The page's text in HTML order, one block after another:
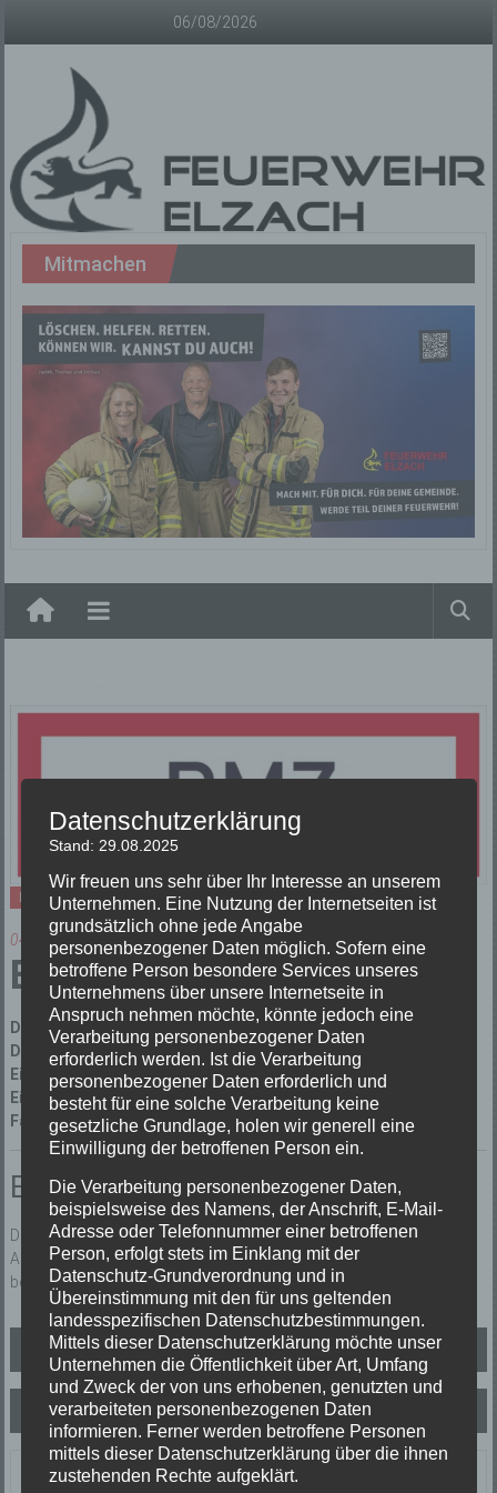
06/08/2026
Freiwillige
Feuerwehr
Elzach
Offizielle
Freiwilligen
Feuerwehr
Elzach
Mitmachen
Einsätze
04/04/2024
B2 Brandmeldeanlage
Datum:
04/04/2024 um 9:22 Uhr
Dauer:
0 Minuten
Einsatzart:Fehlalarm (Fehlalarm)
Einsatzort:Hofstetten Munde 1
Fahrzeuge:Florian Elzach 1/46 ,Florian Elzach 1/14
Einsatzbericht:
Die Brandmeldeanlage der Biereck / Hofstettten hat ausgelöst.
Aufgrund der neuen AAO unterstütz die Freiwillige Feuerwehr Elzach
bei Einsätzen in der Ortenau.
Beitragsnavigation
B2 Brand
B2 Brandmeldeanlage
Letzte Einsätze
Datenschutzerklärung
Stand: 29.08.2025
Wir freuen uns sehr über Ihr Interesse an unserem
Unternehmen. Eine Nutzung der Internetseiten ist
grundsätzlich ohne jede Angabe
personenbezogener Daten möglich. Sofern eine
betroffene Person besondere Services unseres
Unternehmens über unsere Internetseite in
Anspruch nehmen möchte, könnte jedoch eine
Verarbeitung personenbezogener Daten
erforderlich werden. Ist die Verarbeitung
personenbezogener Daten erforderlich und
besteht für eine solche Verarbeitung keine
gesetzliche Grundlage, holen wir generell eine
Einwilligung der betroffenen Person ein.
Die Verarbeitung personenbezogener Daten,
beispielsweise des Namens, der Anschrift, E-Mail-
Adresse oder Telefonnummer einer betroffenen
Person, erfolgt stets im Einklang mit der
Datenschutz-Grundverordnung und in
Übereinstimmung mit den für uns geltenden
landesspezifischen Datenschutzbestimmungen.
Mittels dieser Datenschutzerklärung möchte unser
Unternehmen die Öffentlichkeit über Art, Umfang
und Zweck der von uns erhobenen, genutzten und
verarbeiteten personenbezogenen Daten
informieren. Ferner werden betroffene Personen
mittels dieser Datenschutzerklärung über die ihnen
zustehenden Rechte aufgeklärt.